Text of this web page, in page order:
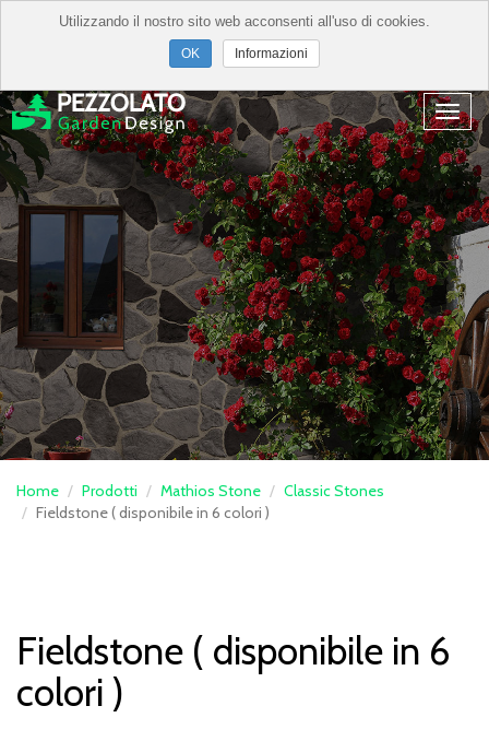
Home Prodotti Mathios Stone
Classic Stones
Fieldstone ( disponibile in 6 colori )
Fieldstone ( disponibile in 6
colori )
Utilizzando il nostro sito web acconsenti all'uso di cookies.
Informazioni